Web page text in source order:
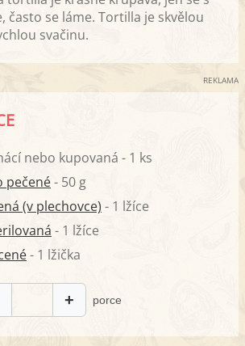
často se láme. Tortilla je skvělou
svačinu.
REKLAMA
nebo kupovaná - 1 ks
pečené- 50 g
(v plechovce) - 1 lžíce
- 1 lžíce
- 1 lžička
+ porce